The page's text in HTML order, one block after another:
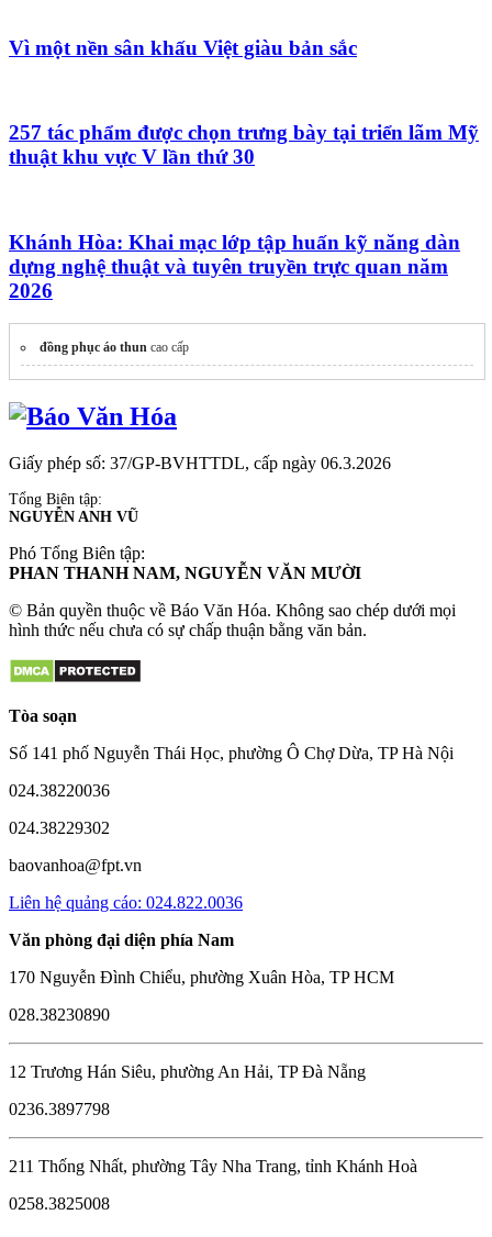
Vì một nền sân khấu Việt giàu bản sắc
257 tác phẩm được chọn trưng bày tại triển lãm Mỹ
thuật khu vực V lần thứ 30
Khánh Hòa: Khai mạc lớp tập huấn kỹ năng dàn
dựng nghệ thuật và tuyên truyền trực quan năm
2026
đồng phục áo thun cao cấp
Giấy phép số: 37/GP-BVHTTDL, cấp ngày 06.3.2026
Tổng Biên tập:
NGUYỄN ANH VŨ
Phó Tổng Biên tập:
PHAN THANH NAM, NGUYỄN VĂN MƯỜI
© Bản quyền thuộc về Báo Văn Hóa. Không sao chép dưới mọi
hình thức nếu chưa có sự chấp thuận bằng văn bản.
Tòa soạn
Số 141 phố Nguyễn Thái Học, phường Ô Chợ Dừa, TP Hà Nội
024.38220036
024.38229302
baovanhoa@fpt.vn
Liên hệ quảng cáo: 024.822.0036
Văn phòng đại diện phía Nam
170 Nguyễn Đình Chiểu, phường Xuân Hòa, TP HCM
028.38230890
12 Trương Hán Siêu, phường An Hải, TP Đà Nẵng
0236.3897798
211 Thống Nhất, phường Tây Nha Trang, tỉnh Khánh Hoà
0258.3825008